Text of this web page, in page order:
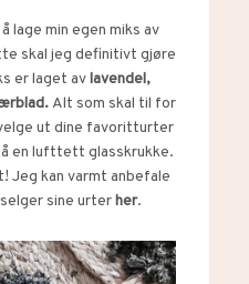
lage min egen miks av
skal jeg definitivt gjøre
er laget avlavendel,
Alt som skal til for
ut dine favoritturter
en lufttett glasskrukke.
Jeg kan varmt anbefale
sine urterher.